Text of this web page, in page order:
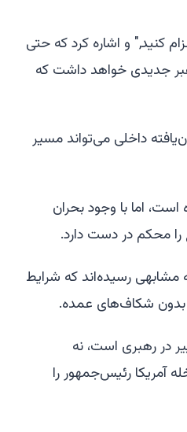
کنید," و اشاره کرد که حتی
جدیدی خواهد داشت که
داخلی می‌تواند مسیر
است، اما با وجود بحران
را محکم در دست دارد.
مشابهی رسیده‌اند که شرایط
بدون شکاف‌های عمده.
در رهبری است، نه
آمریکا رئیس‌جمهور را